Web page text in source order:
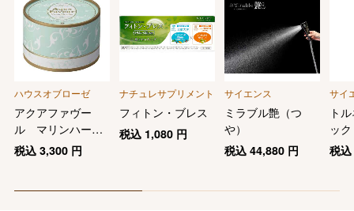
ハウスオブローゼ
アクアファヴー
ル マリンハーブ
スパ ボディパウ
ダー
税込 3,300円
ナチュレサプリメント
フィトン・ブレス
税込 1,080 円
サイエンス
ミラブル艶（つ
や）
税込44,880 円
サイ
ト
ック
税